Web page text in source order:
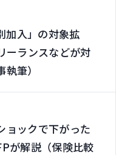
加入」の対象拡
ランスなどが対
筆）
ョックで下がった
が解説（保険比較